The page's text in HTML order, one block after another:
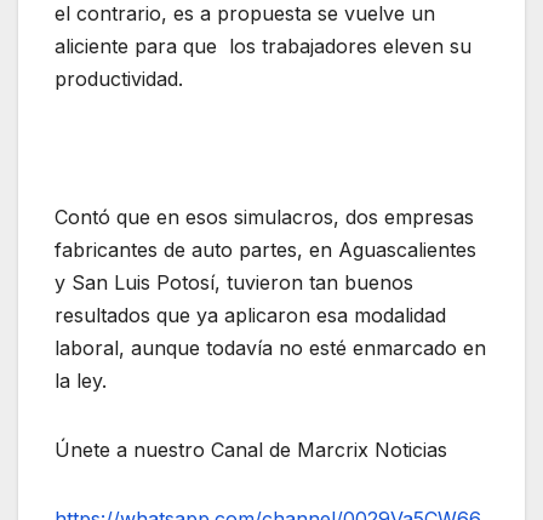
el contrario, es a propuesta se vuelve un
aliciente para que los trabajadores eleven su
productividad.
Contó que en esos simulacros, dos empresas
fabricantes de auto partes, en Aguascalientes
y San Luis Potosí, tuvieron tan buenos
resultados que ya aplicaron esa modalidad
laboral, aunque todavía no esté enmarcado en
la ley.
Únete a nuestro Canal de Marcrix Noticias